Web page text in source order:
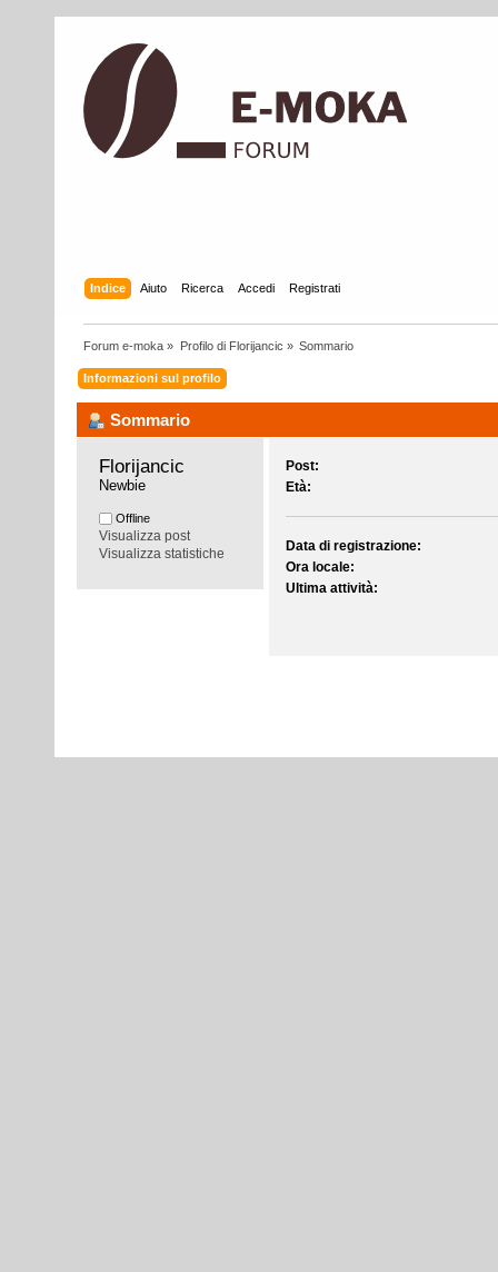
Indice Aiuto Ricerca Accedi Registrati
Forum e-moka » Profilo di Florijancic » Sommario
Informazioni sul profilo
Sommario
Florijancic
Newbie
Offline
Visualizza post
Visualizza statistiche
Post:
Età:
Data di registrazione:
Ora locale:
Ultima attività: